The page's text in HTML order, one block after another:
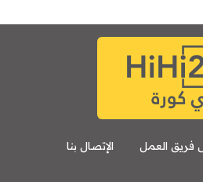
فريق العمل الإتصال بنا